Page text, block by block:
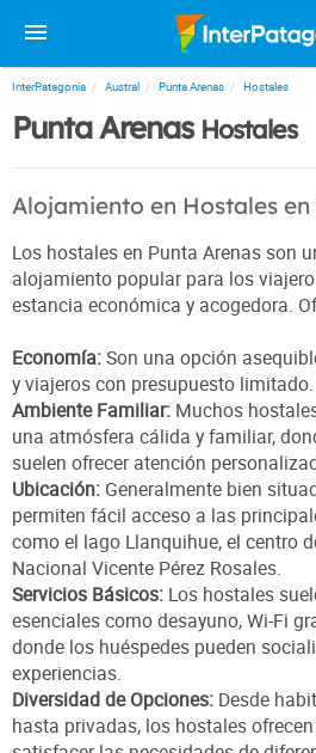
InterPatagonia Austral Punta Arenas Hostales
Punta Arenas Hostales
Alojamiento en Hostales
Los hostales en Punta Arenas son
alojamiento popular para los
estancia económica y acogedora.
Economía:Son una opción
y viajeros con presupuesto limitado.
Ambiente Familiar: Muchos
una atmósfera cálida y familiar,
suelen ofrecer atención
Ubicación: Generalmente bien
permiten fácil acceso a las
como el lago Llanquihue, el centro
Nacional Vicente Pérez Rosales.
Servicios Básicos: Los hostales
esenciales como desayuno, Wi-Fi
donde los huéspedes pueden
experiencias.
Diversidad de Opciones: Desde
hasta privadas, los hostales